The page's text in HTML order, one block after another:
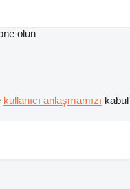
olun
kullanıcı anlaşmamızı kabul